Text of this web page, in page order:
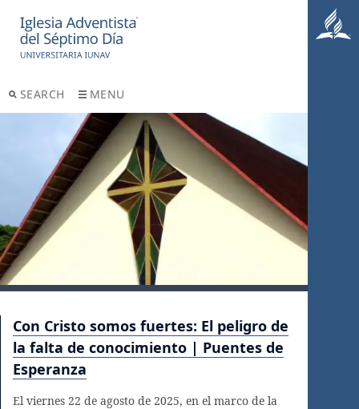
SEARCH MENU
Con Cristo somos fuertes: El peligro de
la falta de conocimiento | Puentes de
Esperanza
El viernes 22 de agosto de 2025, en el marco de la